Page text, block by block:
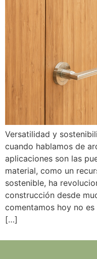
Versatilidad y
cuando hablamos de
aplicaciones son las
material, como un
sostenible, ha
construcción desde
comentamos hoy no
[…]